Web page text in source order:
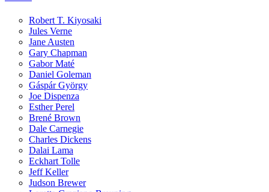
Robert T. Kiyosaki
Jules Verne
Jane Austen
Gary Chapman
Gabor Maté
Daniel Goleman
Gáspár György
Joe Dispenza
Esther Perel
Brené Brown
Dale Carnegie
Charles Dickens
Dalai Lama
Eckhart Tolle
Jeff Keller
Judson Brewer